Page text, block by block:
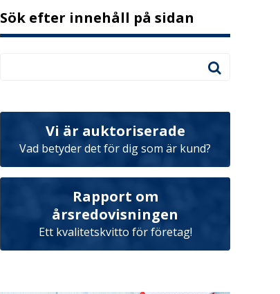
Sök efter innehåll på sidan
Vi är auktoriserade
Vad betyder det för dig som är kund?
Rapport om
årsredovisningen
Ett kvalitetskvitto för företag!